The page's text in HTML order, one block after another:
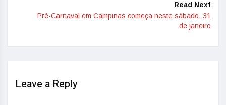
Read Next
Pré-Carnaval em Campinas começa neste sábado, 31
de janeiro
Leave a Reply